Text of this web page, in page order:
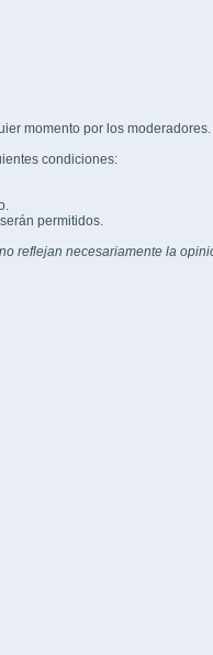
momento por los moderadores.
condiciones:
permitidos.
reflejan necesariamente la